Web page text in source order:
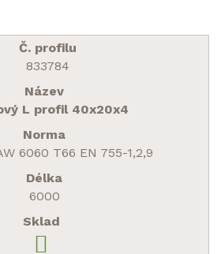
833784
L profil 40x20x4
6060 T66 EN 755-1,2,9
6000